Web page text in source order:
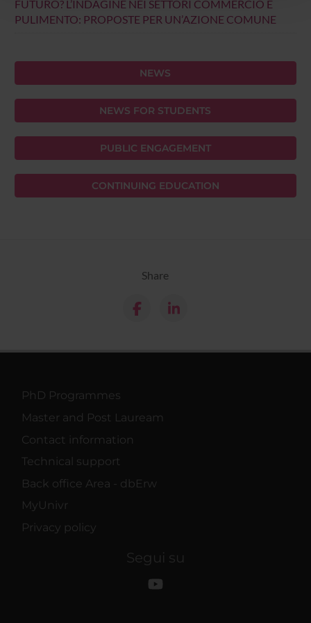
con altre informazioni che hai fornito loro o che hanno
raccolto dal tuo utilizzo dei loro servizi.
FUTURO? L’INDAGINE NEI SETTORI COMMERCIO E
PULIMENTO: PROPOSTE PER UN’AZIONE COMUNE
NEWS
NEWS FOR STUDENTS
PUBLIC ENGAGEMENT
CONTINUING EDUCATION
Share
PhD Programmes
Master and Post Lauream
Contact information
Technical support
Back office Area - dbErw
MyUnivr
Privacy policy
Segui su